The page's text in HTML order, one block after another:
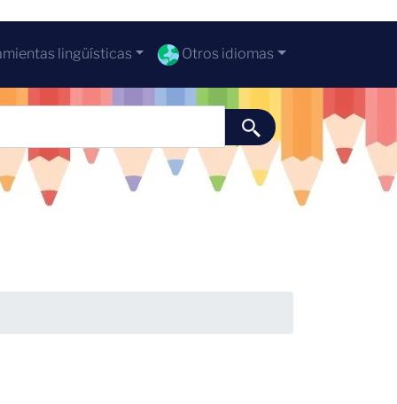
lingüísticas Otros idiomas